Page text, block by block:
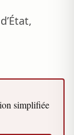
simplifiée